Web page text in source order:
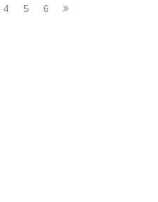
4 5 6